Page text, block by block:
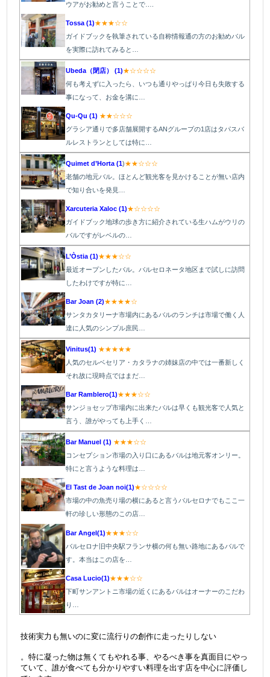
ウアがお勧めと言うことで….
Tossa (1)★★★☆☆
ガイドブックを執筆されている自称情報通の方のお勧めバル
を実際に訪れてみると…
Ubeda（閉店） (1)★☆☆☆☆
何も考えずに入ったら、いつも通りやっぱり今日も失敗する
事になって、お金を溝に…
Qu-Qu (1) ★★☆☆☆
グラシア通りで多店舗展開するANグループの1店はタパスバ
ルレストランとしては特に…
Quimet d’Horta (1)★★☆☆☆
老舗の地元バル。ほとんど観光客を見かけることが無い店内
で知り合いを発見…
Xarcuteria Xaloc (1)★☆☆☆☆
ガイドブック地球の歩き方に紹介されている生ハムがウリの
バルですがレベルの…
L’Òstia (1)★★★☆☆
最近オープンしたバル。バルセロネータ地区まで試しに訪問
したわけですが特に…
Bar Joan (2)★★★★☆
サンタカタリーナ市場内にあるバルのランチは市場で働く人
達に人気のシンプル庶民…
Vinitus(1) ★★★★★
人気のセルベセリア・カタラナの姉妹店の中では一番新しく
それ故に現時点ではまだ…
Bar Ramblero(1)★★★☆☆
サンジョセップ市場内に出来たバルは早くも観光客で人気と
言う、誰がやっても上手く…
Bar Manuel (1) ★★★☆☆
コンセプション市場の入り口にあるバルは地元客オンリー。
特にと言うような料理は…
El Tast de Joan noi(1)★☆☆☆☆
市場の中の魚売り場の横にあると言うバルセロナでもここ一
軒の珍しい形態のこの店…
Bar Angel(1)★★★☆☆
バルセロナ旧中央駅フランサ横の何も無い路地にあるバルで
す。本当はこの店を…
Casa Lucio(1)★★★☆☆
下町サンアントニ市場の近くにあるバルはオーナーのこだわ
り…
技術実力も無いのに変に流行りの創作に走ったりしない
。特に凝った物は無くてもやれる事、やるべき事を真面目にやっ
ていて、誰が食べても分かりやすい料理を出す店を中心に評価し